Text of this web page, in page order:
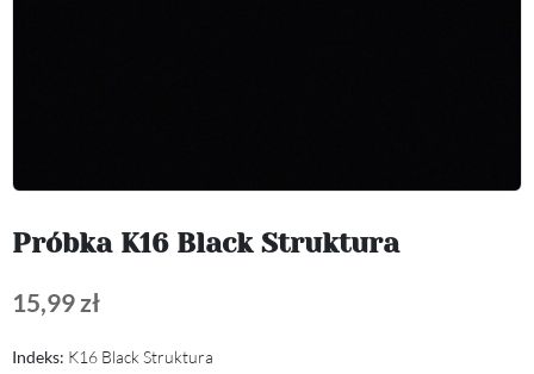
Próbka K16 Black Struktura
15,99 zł
Indeks: K16 Black Struktura